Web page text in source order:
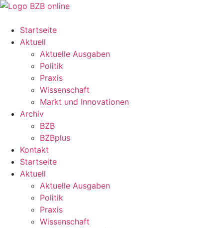
Startseite
Aktuell
Aktuelle Ausgaben
Politik
Praxis
Wissenschaft
Markt und Innovationen
Archiv
BZB
BZBplus
Kontakt
Startseite
Aktuell
Aktuelle Ausgaben
Politik
Praxis
Wissenschaft